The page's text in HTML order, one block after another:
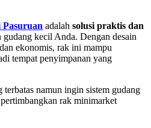
adalah solusi praktis dan
kecil Anda. Dengan desain
ekonomis, rak ini mampu
tempat penyimpanan yang
namun ingin sistem gudang
rak minimarket